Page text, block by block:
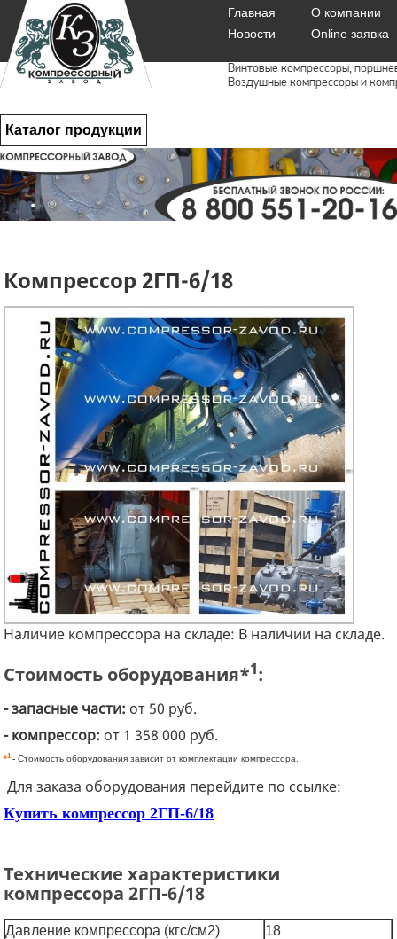
Главная
О компании
Новости
Online заявка
Винтовые компрессоры,
Воздушные компрессоры и
Каталог продукции
Компрессор 2ГП-6/18
Наличие компрессора на складе: В наличии на складе.
Стоимость оборудования*1:
- запасные части: от 50 руб.
- компрессор: от 1 358 000 руб.
*1- Стоимость оборудования зависит от комплектации компрессора.
Для заказа оборудования перейдите по ссылке:
Купить компрессор 2ГП-6/18
Технические характеристики
компрессора 2ГП-6/18
Давление компрессора (кгс/см2)
18